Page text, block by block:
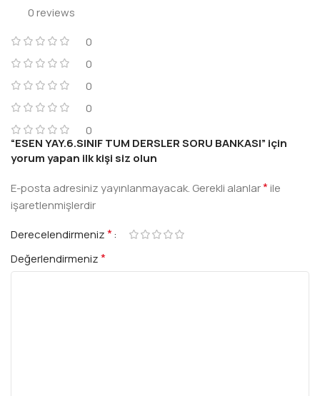
0 reviews
0
0
0
0
0
“ESEN YAY.6.SINIF TUM DERSLER SORU BANKASI” için
yorum yapan ilk kişi siz olun
E-posta adresiniz yayınlanmayacak. Gerekli alanlar*ile
işaretlenmişlerdir
Derecelendirmeniz*
Değerlendirmeniz*